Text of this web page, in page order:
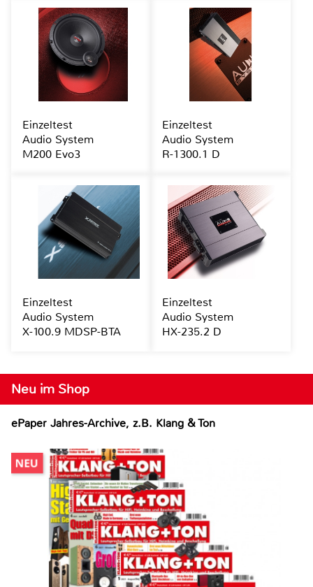
Neu im Shop
ePaper Jahres-Archive, z.B. Klang & Ton
Einzeltest
Audio System
M200 Evo3
Einzeltest
Audio System
R-1300.1 D
Einzeltest
Audio System
X-100.9 MDSP-BTA
Einzeltest
Audio System
HX-235.2 D